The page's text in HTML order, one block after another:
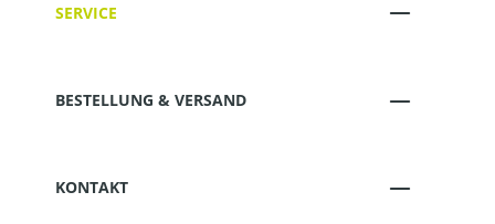
SERVICE
BESTELLUNG & VERSAND
KONTAKT